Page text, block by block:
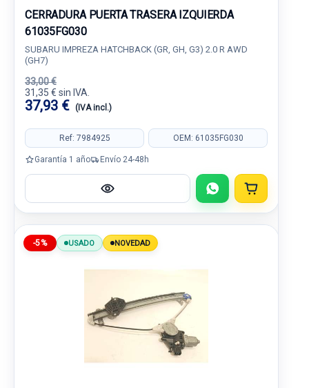
CERRADURA PUERTA TRASERA IZQUIERDA
61035FG030
SUBARU IMPREZA HATCHBACK (GR, GH, G3) 2.0 R AWD
(GH7)
33,00 €
31,35 € sin IVA.
37,93 € (IVA incl.)
Ref: 7984925 OEM: 61035FG030
Garantía 1 año Envío 24-48h
-5% USADO NOVEDAD